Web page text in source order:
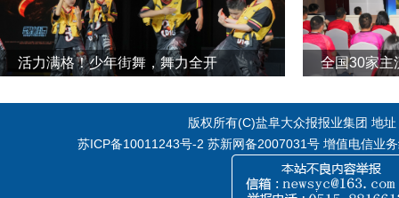
活力满格！少年街舞，舞力全开 全国30家主
版权所有(C)盐阜大众报报业集团 地
苏ICP备10011243号-2 苏新网备2007031号 增值电信业